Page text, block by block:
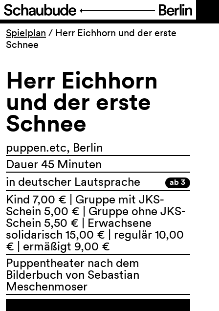
Programm
Ticket
Barrierefreiheit
Über uns
Spielplan / Herr Eichhorn und der erste
Schnee
Herr Eichhorn
und der erste
Schnee
puppen.etc, Berlin
Dauer 45 Minuten
in deutscher Lautsprache
ab 3
Kind 7,00 € | Gruppe mit JKS-
Schein 5,00 € | Gruppe ohne JKS-
Schein 5,50 € | Erwachsene
solidarisch 15,00 € | regulär 10,00
€ | ermäßigt 9,00 €
Puppentheater nach dem
Bilderbuch von Sebastian
Meschenmoser